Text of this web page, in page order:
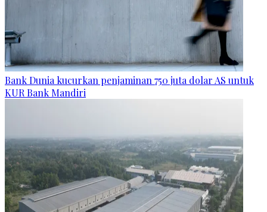
Bank Dunia kucurkan penjaminan 750 juta dolar AS untuk
KUR Bank Mandiri